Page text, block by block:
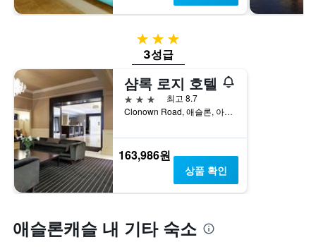
3성급
3성급
샴록 로지 호텔
3성급
최고 8.7
Clonown Road, 애슬론, 아일랜드
163,986원
상품 확인
애슬론캐슬 내 기타 숙소